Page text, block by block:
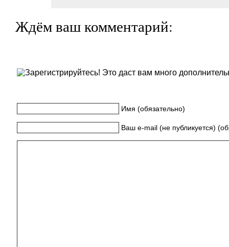
Ждём ваш комментарий:
Имя (обязательно)
Ваш e-mail (не публикуется)